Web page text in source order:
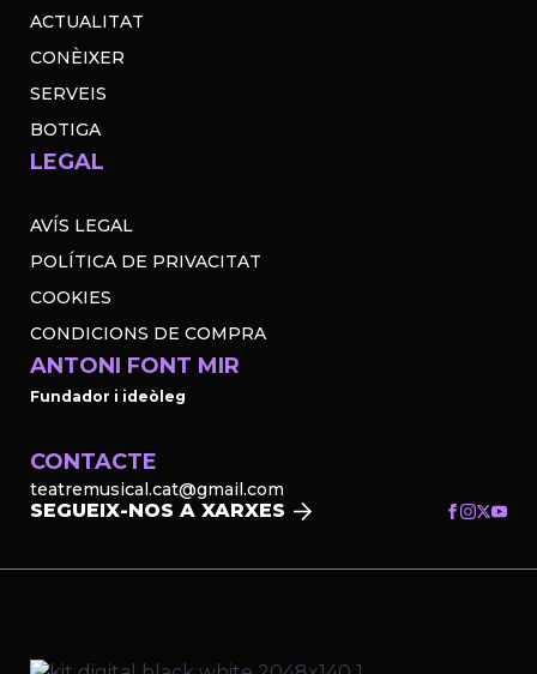
ACTUALITAT
CONÈIXER
SERVEIS
BOTIGA
LEGAL
AVÍS LEGAL
POLÍTICA DE PRIVACITAT
COOKIES
CONDICIONS DE COMPRA
ANTONI FONT MIR
Fundador i ideòleg
CONTACTE
teatremusical.cat@gmail.com
SEGUEIX-NOS A XARXES